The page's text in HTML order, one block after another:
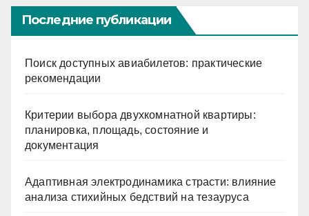
Последние публикации
Поиск доступных авиабилетов: практические
рекомендации
Критерии выбора двухкомнатной квартиры:
планировка, площадь, состояние и
документация
Адаптивная электродинамика страсти: влияние
анализа стихийных бедствий на тезауруса